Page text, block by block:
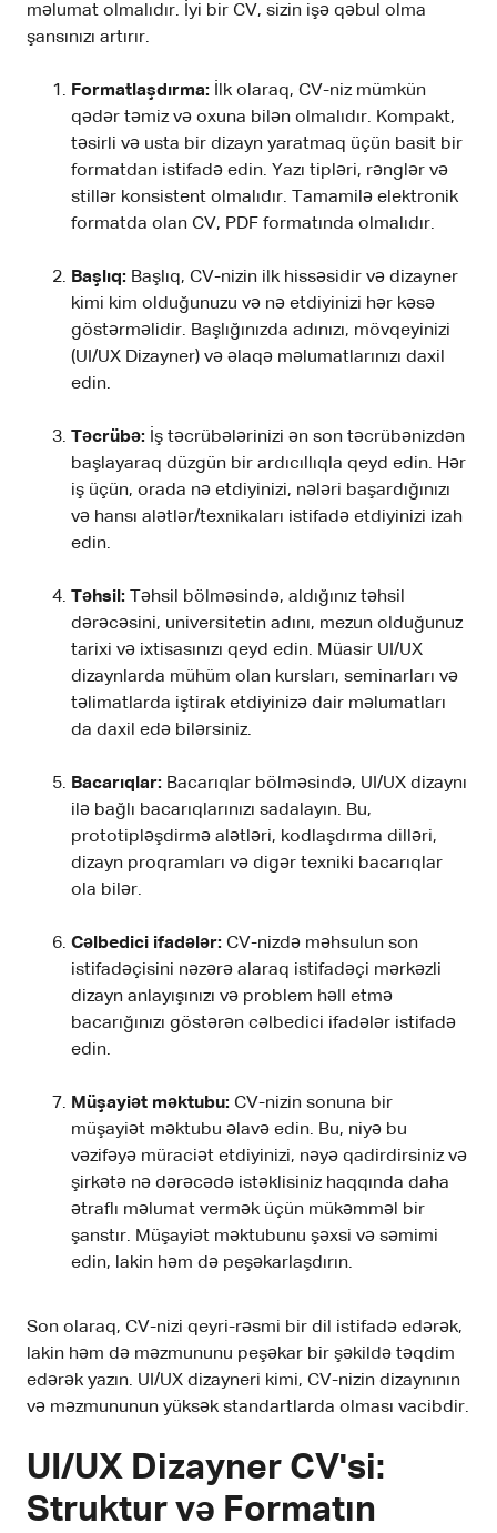
məlumat olmalıdır. İyi bir CV, sizin işə qəbul olma
şansınızı artırır.
Formatlaşdırma: İlk olaraq, CV-niz mümkün
qədər təmiz və oxuna bilən olmalıdır. Kompakt,
təsirli və usta bir dizayn yaratmaq üçün basit bir
formatdan istifadə edin. Yazı tipləri, rənglər və
stillər konsistent olmalıdır. Tamamilə elektronik
formatda olan CV, PDF formatında olmalıdır.
Başlıq: Başlıq, CV-nizin ilk hissəsidir və dizayner
kimi kim olduğunuzu və nə etdiyinizi hər kəsə
göstərməlidir. Başlığınızda adınızı, mövqeyinizi
(UI/UX Dizayner) və əlaqə məlumatlarınızı daxil
edin.
Təcrübə: İş təcrübələrinizi ən son təcrübənizdən
başlayaraq düzgün bir ardıcıllıqla qeyd edin. Hər
iş üçün, orada nə etdiyinizi, nələri başardığınızı
və hansı alətlər/texnikaları istifadə etdiyinizi izah
edin.
Təhsil:
Təhsil bölməsində, aldığınız təhsil
dərəcəsini, universitetin adını, mezun olduğunuz
tarixi və ixtisasınızı qeyd edin. Müasir UI/UX
dizaynlarda mühüm olan kursları, seminarları və
təlimatlarda iştirak etdiyinizə dair məlumatları
da daxil edə bilərsiniz.
Bacarıqlar: Bacarıqlar bölməsində, UI/UX dizaynı
ilə bağlı bacarıqlarınızı sadalayın. Bu,
prototipləşdirmə alətləri, kodlaşdırma dilləri,
dizayn proqramları və digər texniki bacarıqlar
ola bilər.
Cəlbedici ifadələr: CV-nizdə məhsulun son
istifadəçisini nəzərə alaraq istifadəçi mərkəzli
dizayn anlayışınızı və problem həll etmə
bacarığınızı göstərən cəlbedici ifadələr istifadə
edin.
Müşayiət məktubu: CV-nizin sonuna bir
müşayiət məktubu əlavə edin. Bu, niyə bu
vəzifəyə müraciət etdiyinizi, nəyə qadirdirsiniz və
şirkətə nə dərəcədə istəklisiniz haqqında daha
ətraflı məlumat vermək üçün mükəmməl bir
şanstır. Müşayiət məktubunu şəxsi və səmimi
edin, lakin həm də peşəkarlaşdırın.
Son olaraq, CV-nizi qeyri-rəsmi bir dil istifadə edərək,
lakin həm də məzmununu peşəkar bir şəkildə təqdim
edərək yazın. UI/UX dizayneri kimi, CV-nizin dizaynının
və məzmununun yüksək standartlarda olması vacibdir.
UI/UX Dizayner CV'si:
Struktur və Formatın